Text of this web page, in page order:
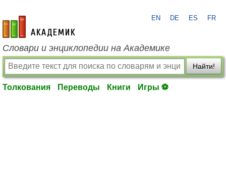
academic.ru
EN DE ES FR
Словари и энциклопедии на Академике
Найти!
Толкования Переводы Книги Игры ⚽